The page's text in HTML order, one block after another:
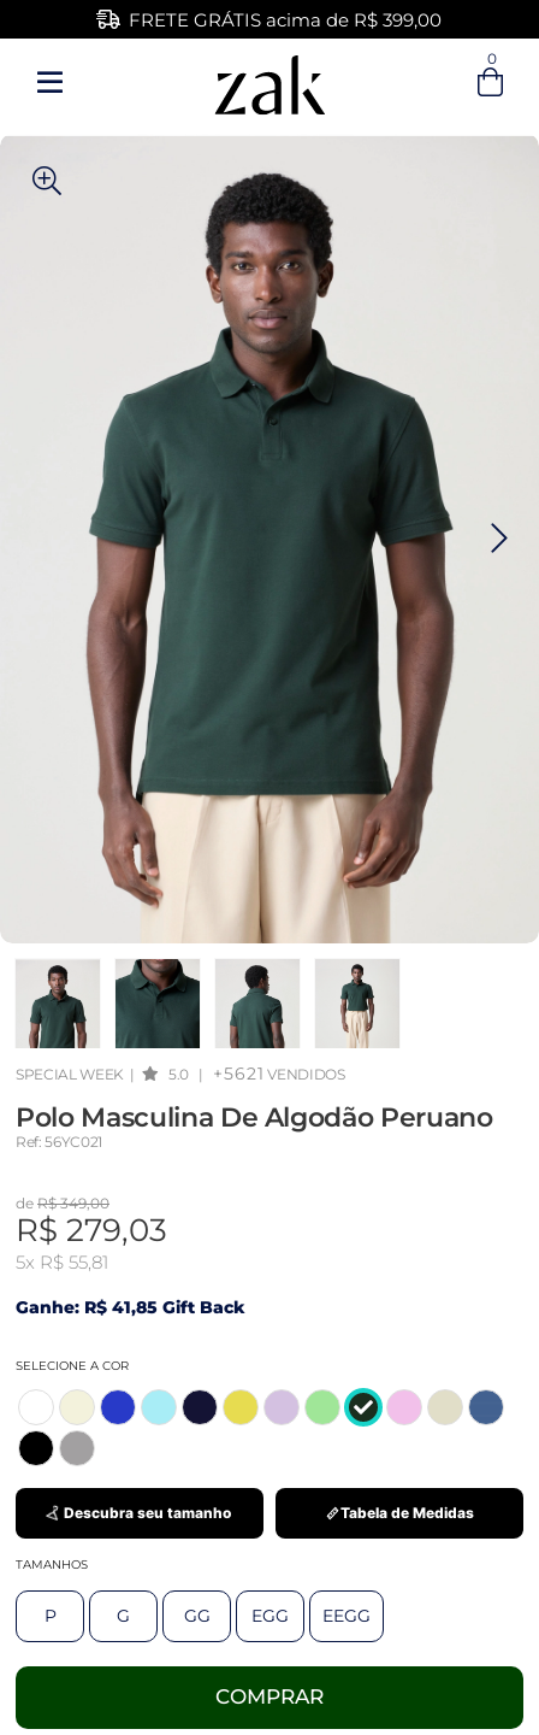
Entre com email ou cpf/cnpj
Criar nova conta
FRETE GRÁTIS acima de R$ 399,00
0
SPECIAL WEEK | 5.0 | +5621 VENDIDOS
Polo Masculina De Algodão Peruano
Ref: 56YC021
de R$ 349,00
R$ 279,03
5x R$ 55,81
Ganhe: R$ 41,85 Gift Back
SELECIONE A COR
Descubra seu tamanho Tabela de Medidas
TAMANHOS
P G GG EGG EEGG
COMPRAR